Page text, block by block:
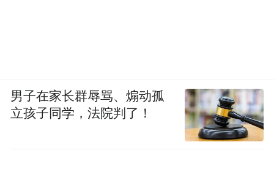
男子在家长群辱骂、煽动孤
立孩子同学，法院判了！